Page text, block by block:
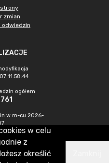
zmian
11:58:44
ogółem
w m-cu 2026-
w celu
z
określić